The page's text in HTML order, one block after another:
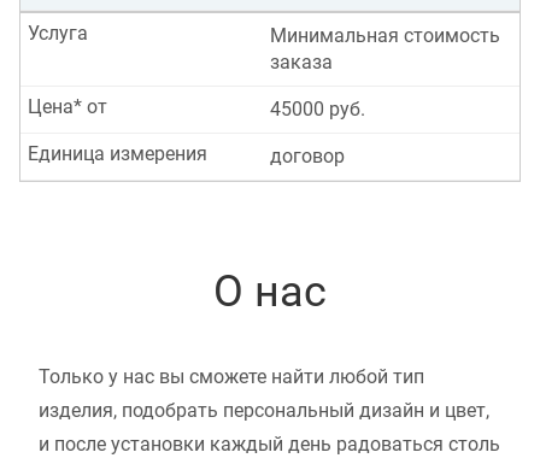
Минимальная стоимость
заказа
Услуга
45000 руб.
Цена* от
договор
Единица измерения
О нас
Только у нас вы сможете найти любой тип
изделия, подобрать персональный дизайн и цвет,
и после установки каждый день радоваться столь